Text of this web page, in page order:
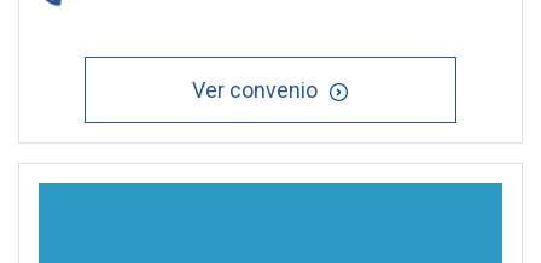
Ver convenio